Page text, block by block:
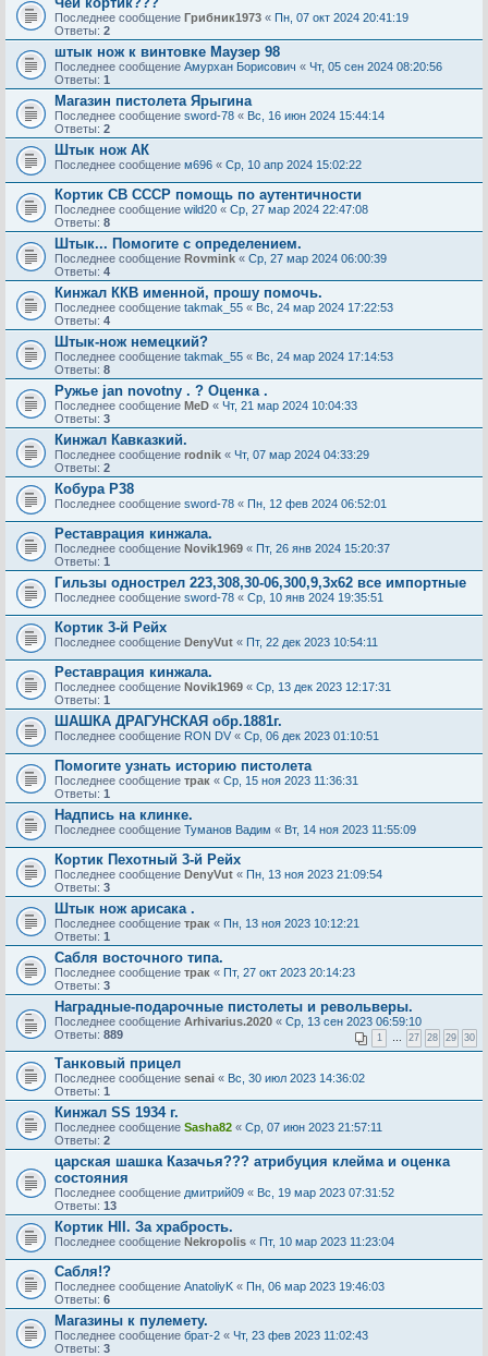
Последнее сообщение Грибник1973 « Пн, 07 окт 2024 20:41:19
Ответы: 2
штык нож к винтовке Маузер 98
Последнее сообщение Амурхан Борисович « Чт, 05 сен 2024 08:20:56
Ответы: 1
Магазин пистолета Ярыгина
Последнее сообщение sword-78 « Вс, 16 июн 2024 15:44:14
Ответы: 2
Штык нож АК
Последнее сообщение м696 « Ср, 10 апр 2024 15:02:22
Кортик СВ СССР помощь по аутентичности
Последнее сообщение wild20 « Ср, 27 мар 2024 22:47:08
Ответы: 8
Штык... Помогите с определением.
Последнее сообщение Rovmink « Ср, 27 мар 2024 06:00:39
Ответы: 4
Кинжал ККВ именной, прошу помочь.
Последнее сообщение takmak_55 « Вс, 24 мар 2024 17:22:53
Ответы: 4
Штык-нож немецкий?
Последнее сообщение takmak_55 « Вс, 24 мар 2024 17:14:53
Ответы: 8
Ружье jan novotny . ? Оценка .
Последнее сообщение MeD « Чт, 21 мар 2024 10:04:33
Ответы: 3
Кинжал Кавказкий.
Последнее сообщение rodnik « Чт, 07 мар 2024 04:33:29
Ответы: 2
Кобура Р38
Последнее сообщение sword-78 « Пн, 12 фев 2024 06:52:01
Реставрация кинжала.
Последнее сообщение Novik1969 « Пт, 26 янв 2024 15:20:37
Ответы: 1
Гильзы однострел 223,308,30-06,300,9,3х62 все импортные
Последнее сообщение sword-78 « Ср, 10 янв 2024 19:35:51
Кортик 3-й Рейх
Последнее сообщение DenyVut « Пт, 22 дек 2023 10:54:11
Реставрация кинжала.
Последнее сообщение Novik1969 « Ср, 13 дек 2023 12:17:31
Ответы: 1
ШАШКА ДРАГУНСКАЯ обр.1881г.
Последнее сообщение RON DV « Ср, 06 дек 2023 01:10:51
Помогите узнать историю пистолета
Последнее сообщение трак « Ср, 15 ноя 2023 11:36:31
Ответы: 1
Надпись на клинке.
Последнее сообщение Туманов Вадим « Вт, 14 ноя 2023 11:55:09
Кортик Пехотный 3-й Рейх
Последнее сообщение DenyVut « Пн, 13 ноя 2023 21:09:54
Ответы: 3
Штык нож арисака .
Последнее сообщение трак « Пн, 13 ноя 2023 10:12:21
Ответы: 1
Сабля восточного типа.
Последнее сообщение трак « Пт, 27 окт 2023 20:14:23
Ответы: 3
Наградные-подарочные пистолеты и револьверы.
Последнее сообщение Arhivarius.2020 « Ср, 13 сен 2023 06:59:10
Ответы: 889 1 … 27 28 29 30
Танковый прицел
Последнее сообщение senai « Вс, 30 июл 2023 14:36:02
Ответы: 1
Кинжал SS 1934 г.
Последнее сообщение Sasha82 « Ср, 07 июн 2023 21:57:11
Ответы: 2
царская шашка Казачья??? атрибуция клейма и оценка
состояния
Последнее сообщение дмитрий09 « Вс, 19 мар 2023 07:31:52
Ответы: 13
Кортик НII. За храбрость.
Последнее сообщение Nekropolis « Пт, 10 мар 2023 11:23:04
Сабля!?
Последнее сообщение AnatoliyK « Пн, 06 мар 2023 19:46:03
Ответы: 6
Магазины к пулемету.
Последнее сообщение брат-2 « Чт, 23 фев 2023 11:02:43
Ответы: 3